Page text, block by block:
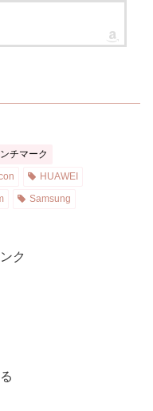
チマーク
HUAWEI
Samsung
ク